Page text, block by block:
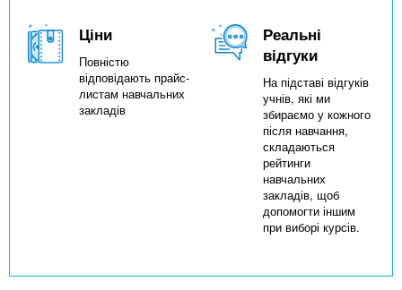
Ціни
Повністю
відповідають прайс-
листам навчальних
закладів
Реальні
відгуки
На підставі відгуків
учнів, які ми
збираємо у кожного
після навчання,
складаються
рейтинги
навчальних
закладів, щоб
допомогти іншим
при виборі курсів.